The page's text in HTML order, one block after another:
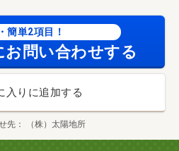
簡単2項目！
お問い合わせする
入りに追加する
先 （株）太陽地所